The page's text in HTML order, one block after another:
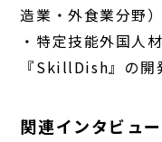
造業・外食業分野）
・特定技能外国人
『SkillDish』の開
関連インタビュー